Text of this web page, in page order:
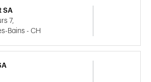
SA
7,
Bains - CH